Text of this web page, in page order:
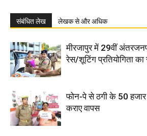
संबंधित लेख लेखक से और अधिक
मीरजापुर में 29वीं
रेस/शूटिंग प्रतियोगिता
फोन-पे से ठगी के 50
कराए वापस